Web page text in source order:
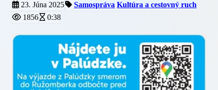
23. Júna 2025 Samospráva Kultúra a cestovný ruch
1856
0:38